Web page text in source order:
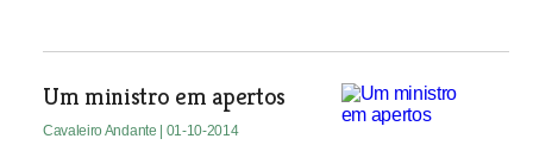
Um ministro em apertos
Cavaleiro Andante | 01-10-2014